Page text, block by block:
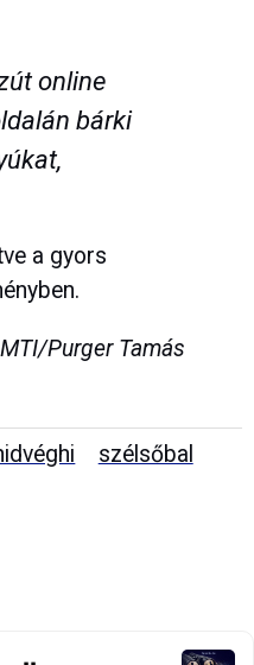
online
bárki
a gyors
Purger Tamás
szélsőbal